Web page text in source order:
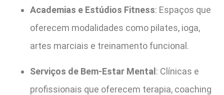
Academias e Estúdios Fitness: Espaços que
oferecem modalidades como pilates, ioga,
artes marciais e treinamento funcional.
Serviços de Bem-Estar Mental: Clínicas e
profissionais que oferecem terapia, coaching